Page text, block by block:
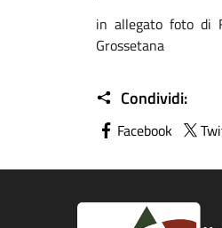
in allegato foto di
Grossetana
Condividi:
Facebook